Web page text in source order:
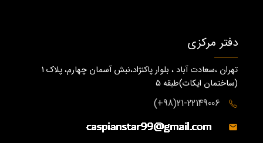
دفتر مرکزی
تهران ،سعادت آباد ، بلوار پاکنژاد،نبش آسمان چهارم، پلاک 1
(ساختمان ايكات)طبقه ٥
21-22149006(98+)